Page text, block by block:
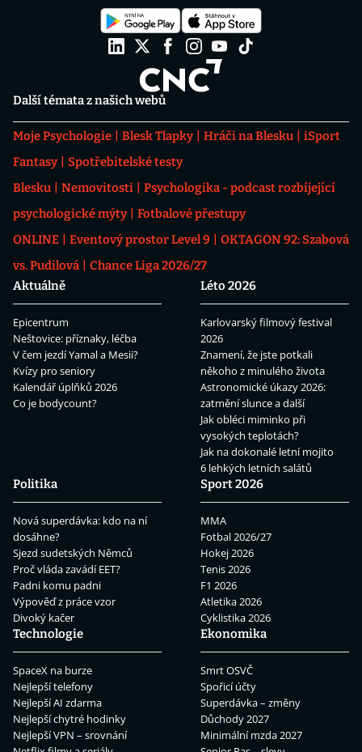
Další témata z našich webů
Moje Psychologie Blesk Tlapky Hráči na Blesku
iSport
Fantasy
Spotřebitelské testy
Blesku
Nemovitosti
Psychologika - podcast rozbíjející
psychologické mýty
Fotbalové přestupy
ONLINE
Eventový prostor Level 9
OKTAGON 92: Szabová
vs. Pudilová
Chance Liga 2026/27
Aktuálně
Epicentrum
Neštovice: příznaky, léčba
V čem jezdí Yamal a Mesii?
Kvízy pro seniory
Kalendář úplňků 2026
Co je bodycount?
Léto 2026
Karlovarský filmový festival
2026
Znamení, že jste potkali
někoho z minulého života
Astronomické úkazy 2026:
zatmění slunce a další
Jak obléci miminko při
vysokých teplotách?
Jak na dokonalé letní mojito
6 lehkých letních salátů
Politika
Nová superdávka: kdo na ní
dosáhne?
Sjezd sudetských Němců
Proč vláda zavádí EET?
Padni komu padni
Výpověď z práce vzor
Divoký kačer
Sport 2026
MMA
Fotbal 2026/27
Hokej 2026
Tenis 2026
F1 2026
Atletika 2026
Cyklistika 2026
Technologie
SpaceX na burze
Nejlepší telefony
Nejlepší AI zdarma
Nejlepší chytré hodinky
Nejlepší VPN – srovnání
Ekonomika
Smrt OSVČ
Spořicí účty
Superdávka – změny
Důchody 2027
Minimální mzda 2027